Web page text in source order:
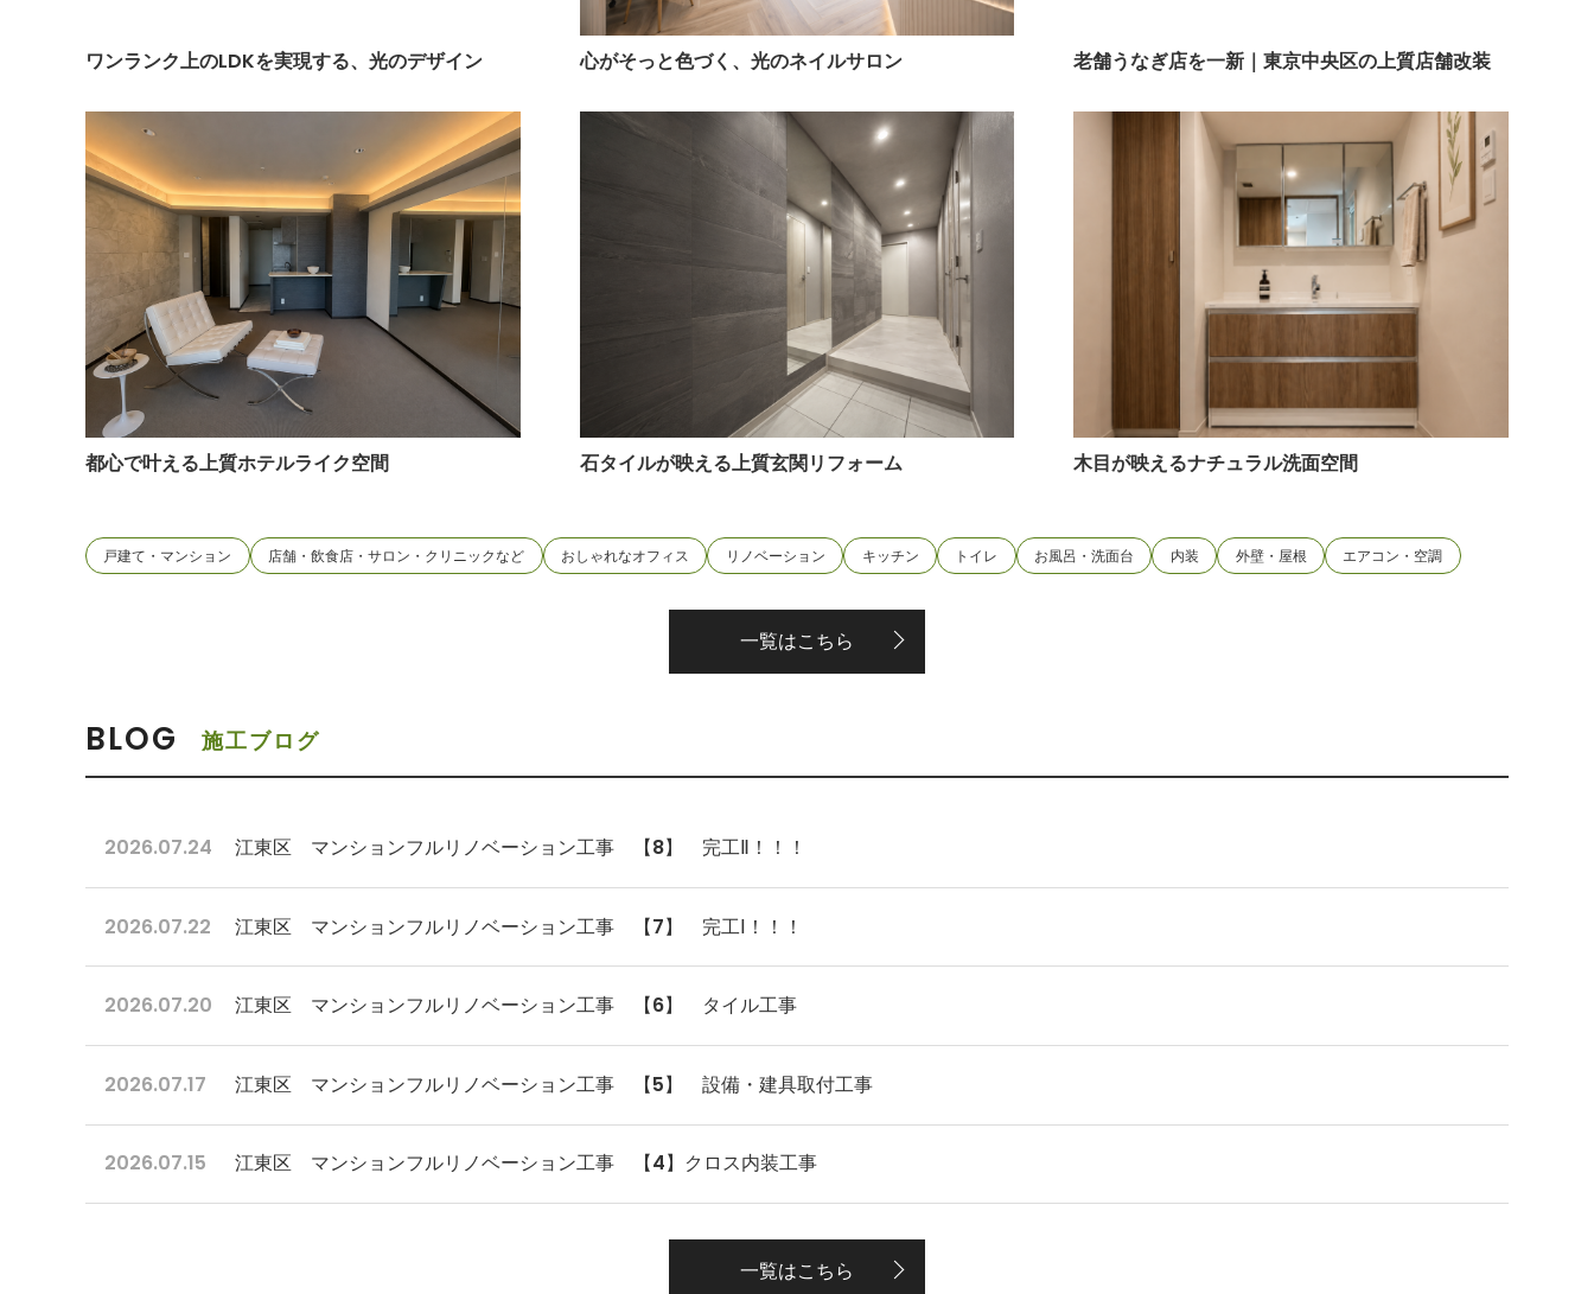
ワンランク上のLDKを実現する、光のデザイン 心がそっと色づく、光のネイルサロン 老舗うなぎ店を一新｜東京中央区の上質店舗改装
都心で叶える上質ホテルライク空間 石タイルが映える上質玄関リフォーム 木目が映えるナチュラル洗面空間
戸建て・マンション 店舗・飲食店・サロン・クリニックなど おしゃれなオフィス リノベーション キッチン トイレ お風呂・洗面台 内装 外壁・屋根 エアコン・空調
一覧はこちら
BLOG 施工ブログ
2026.07.24 江東区 マンションフルリノベーション工事 【8】 完工Ⅱ！！！
2026.07.22 江東区 マンションフルリノベーション工事 【7】 完工Ⅰ！！！
2026.07.20 江東区 マンションフルリノベーション工事 【6】 タイル工事
2026.07.17 江東区 マンションフルリノベーション工事 【5】 設備・建具取付工事
2026.07.15 江東区 マンションフルリノベーション工事 【4】クロス内装工事
一覧はこちら